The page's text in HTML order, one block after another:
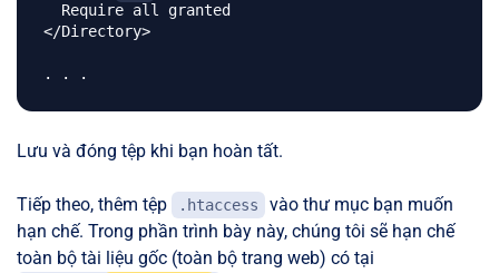
</Directory>
Lưu và đóng tệp khi bạn hoàn tất.
Tiếp theo, thêm tệp .htaccess
vào thư mục bạn muốn
hạn chế. Trong phần trình bày này, chúng tôi sẽ hạn chế
toàn bộ tài liệu gốc (toàn bộ trang web) có tại